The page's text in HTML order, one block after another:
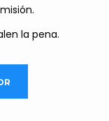
la pena.